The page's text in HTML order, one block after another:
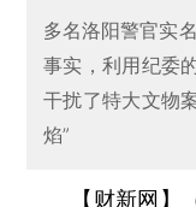
多名洛阳警官实
事实，利用纪委
干扰了特大文物
焰”
【财新网】